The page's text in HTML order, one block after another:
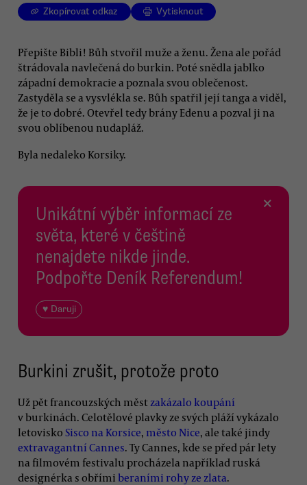
Zkopírovat odkaz Vytisknout
Přepište Bibli! Bůh stvořil muže a ženu. Žena ale pořád
štrádovala navlečená do burkin. Poté snědla jablko
západní demokracie a poznala svou oblečenost.
Zastyděla se a vysvlékla se. Bůh spatřil její tanga a viděl,
že je to dobré. Otevřel tedy brány Edenu a pozval ji na
svou oblíbenou nudapláž.
Byla nedaleko Korsiky.
Unikátní výběr informací ze
světa, které v češtině
nenajdete nikde jinde.
Podpořte Deník Referendum!
♥ Daruji
×
Burkini zrušit, protože proto
Už pět francouzských měst zakázalo koupání
v burkinách. Celotělové plavky ze svých pláží vykázalo
letovisko Sisco na Korsice, město Nice, ale také jindy
extravagantní Cannes. Ty Cannes, kde se před pár lety
na filmovém festivalu procházela například ruská
designérka s obřími beraními rohy ze zlata.